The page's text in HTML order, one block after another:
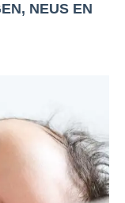
NEUS EN